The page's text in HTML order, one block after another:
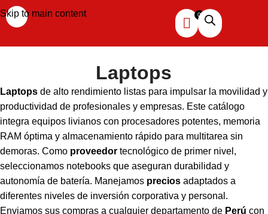
Skip to main content
Laptops
Laptops de alto rendimiento listas para impulsar la movilidad y
productividad de profesionales y empresas. Este catálogo
integra equipos livianos con procesadores potentes, memoria
RAM óptima y almacenamiento rápido para multitarea sin
demoras. Como proveedor tecnológico de primer nivel,
seleccionamos notebooks que aseguran durabilidad y
autonomía de batería. Manejamos precios adaptados a
diferentes niveles de inversión corporativa y personal.
Enviamos sus compras a cualquier departamento de Perú con